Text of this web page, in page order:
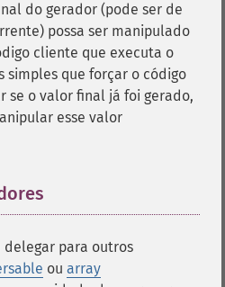
do gerador (pode ser de
possa ser manipulado
cliente que executa o
simples que forçar o código
se o valor final já foi gerado,
esse valor
delegar para outros
ou array